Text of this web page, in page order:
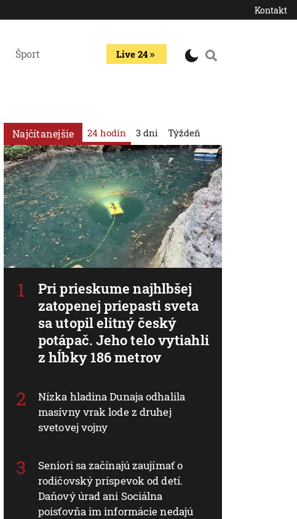
Kontakt
Šport Live 24
Najčítanejšie 24 hodín
Pri prieskume najhlbšej
zatopenej priepasti sveta
sa utopil elitný český
potápač. Jeho telo vytiahli
z hĺbky 186 metrov
Nízka hladina Dunaja odhalila
masívny vrak lode z druhej
svetovej vojny
Seniori sa začínajú zaujímať o
rodičovský príspevok od detí.
Daňový úrad ani Sociálna
poisťovňa im informácie nedajú
3 dni Týždeň